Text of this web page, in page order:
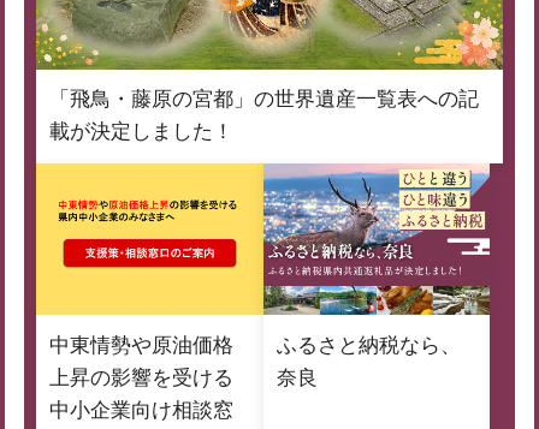
「飛鳥・藤原の宮都」の世界遺産一覧表への記
載が決定しました！
中東情勢や原油価格
上昇の影響を受ける
中小企業向け相談窓
ふるさと納税なら、
奈良